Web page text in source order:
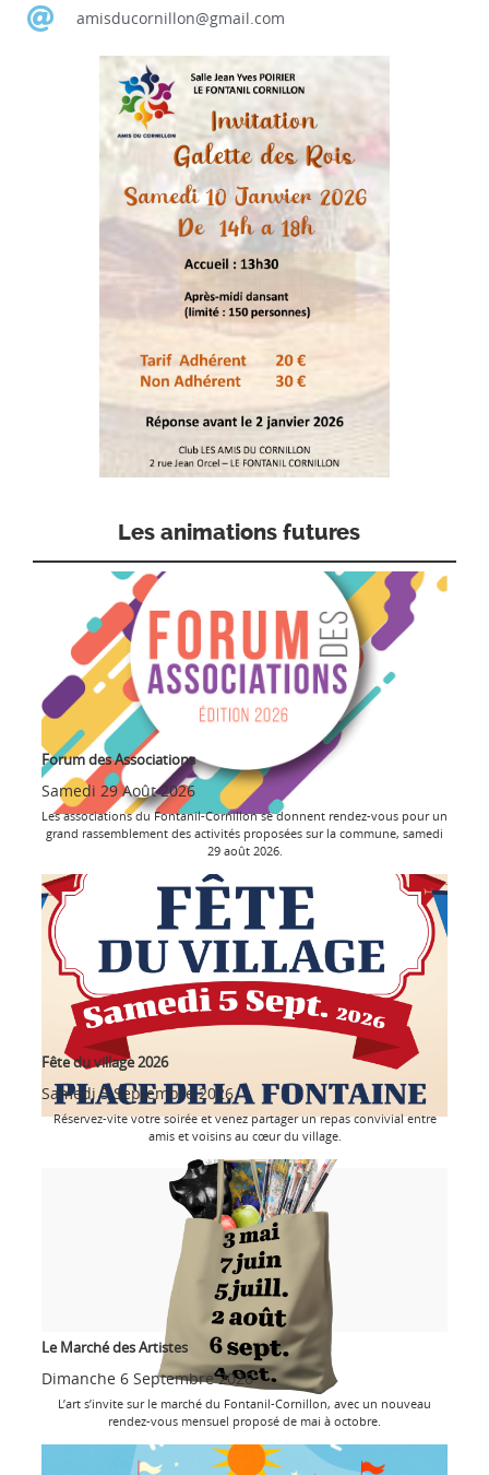
amisducornillon@gmail.com
Les animations futures
Forum des Associations
Samedi 29 Août 2026
Les associations du Fontanil-Cornillon se donnent rendez-vous pour un
grand rassemblement des activités proposées sur la commune, samedi
29 août 2026.
Fête du village 2026
Samedi 5 Septembre 2026
Réservez-vite votre soirée et venez partager un repas convivial entre
amis et voisins au cœur du village.
Le Marché des Artistes
Dimanche 6 Septembre 2026
L’art s’invite sur le marché du Fontanil-Cornillon, avec un nouveau
rendez-vous mensuel proposé de mai à octobre.